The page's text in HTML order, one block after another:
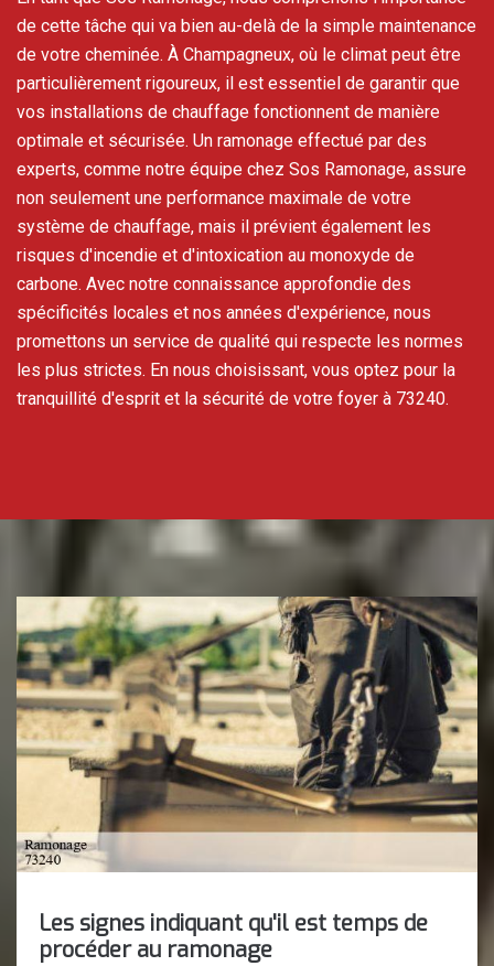
de cette tâche qui va bien au-delà de la simple maintenance
de votre cheminée. À Champagneux, où le climat peut être
particulièrement rigoureux, il est essentiel de garantir que
vos installations de chauffage fonctionnent de manière
optimale et sécurisée. Un ramonage effectué par des
experts, comme notre équipe chez Sos Ramonage, assure
non seulement une performance maximale de votre
système de chauffage, mais il prévient également les
risques d'incendie et d'intoxication au monoxyde de
carbone. Avec notre connaissance approfondie des
spécificités locales et nos années d'expérience, nous
promettons un service de qualité qui respecte les normes
les plus strictes. En nous choisissant, vous optez pour la
tranquillité d'esprit et la sécurité de votre foyer à 73240.
Les signes indiquant qu'il est temps de
procéder au ramonage